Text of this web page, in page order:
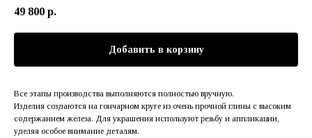
49 800 р.
Добавить в корзину
Все этапы производства выполняются полностью вручную.
Изделия создаются на гончарном круге из очень прочной глины с высоким
содержанием железа. Для украшения используют резьбу и аппликации,
уделяя особое внимание деталям.